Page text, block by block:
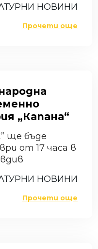
НОВИНИ
Прочети още
„Капана“
ще бъде
от 17 часа в
НОВИНИ
Прочети още